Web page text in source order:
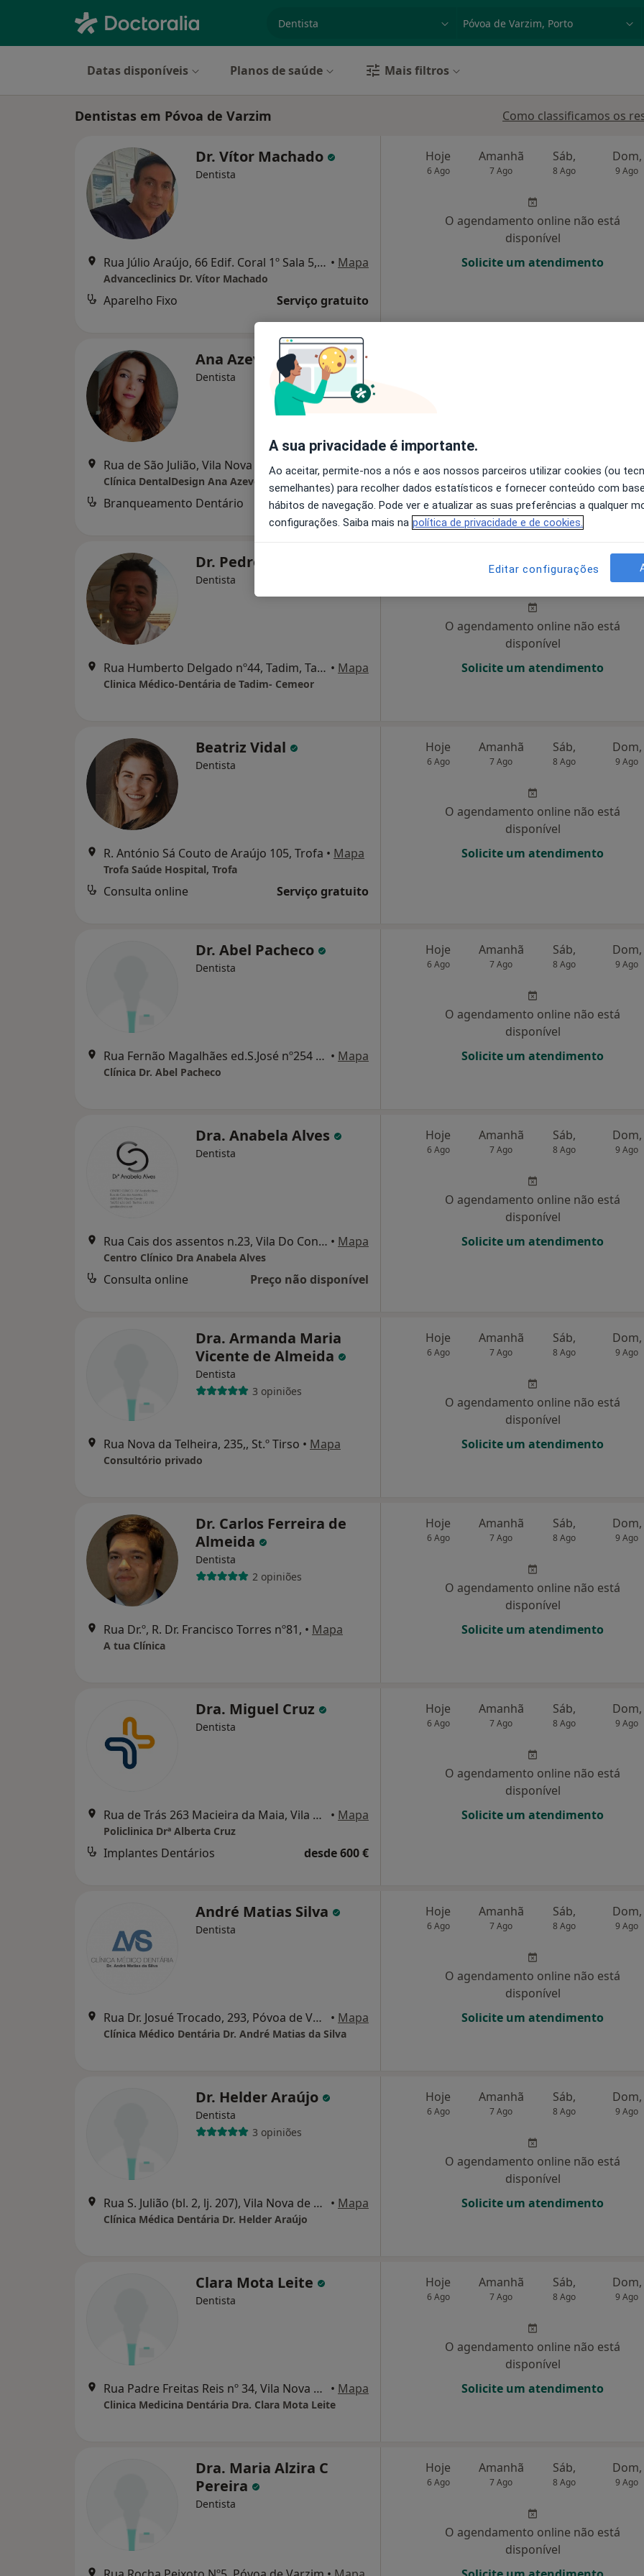
p. ex. Lisboa
Datas disponíveis Planos de saúde Mais filtros
Dentistas em Póvoa de Varzim Como classificamos os
Dr. Vítor Machado
Dentista
Rua Júlio Araújo, 66 Edif. Coral 1º Sala 5, Vila Nova de Famalicão • Mapa
Advanceclinics Dr. Vítor Machado
Aparelho Fixo Serviço gratuito
Hoje
6 Ago
Amanhã
7 Ago
Sáb,
8 Ago
Dom,
9 Ago
O agendamento online não está
disponível
Solicite um atendimento
Ana Azevedo
Dentista
Rua de São Julião, Vila Nova de Famalicão • Mapa
Clínica DentalDesign Ana Azevedo
Branqueamento Dentário 160 €
Solicite um atendimento
Dr. Pedro Costa
Dentista
Rua Humberto Delgado nº44, Tadim, Tadim • Mapa
Clinica Médico-Dentária de Tadim- Cemeor
Amanhã
7 Ago 8 Ago
O agendamento online não está
disponível
Solicite um atendimento
Beatriz Vidal
Dentista
R. António Sá Couto de Araújo 105, Trofa • Mapa
Trofa Saúde Hospital, Trofa
Consulta online Serviço gratuito
Hoje
6 Ago
Amanhã
7 Ago
Sáb,
8 Ago
Dom,
9 Ago
O agendamento online não está
disponível
Solicite um atendimento
Dr. Abel Pacheco
Dentista
Rua Fernão Magalhães ed.S.José nº254 2ºandar sala 19, Trofa • Mapa
Clínica Dr. Abel Pacheco
Hoje
6 Ago
Amanhã
7 Ago
Sáb,
8 Ago
Dom,
9 Ago
O agendamento online não está
disponível
Solicite um atendimento
Dra. Anabela Alves
Dentista
Rua Cais dos assentos n.23, Vila Do Conde • Mapa
Centro Clínico Dra Anabela Alves
Consulta online Preço não disponível
Hoje
6 Ago
Amanhã
7 Ago
Sáb,
8 Ago
Dom,
9 Ago
O agendamento online não está
disponível
Solicite um atendimento
Dra. Armanda Maria
Vicente de Almeida
Dentista
3 opiniões
Rua Nova da Telheira, 235,, St.º Tirso • Mapa
Consultório privado
Hoje
6 Ago
Amanhã
7 Ago
Sáb,
8 Ago
Dom,
9 Ago
O agendamento online não está
disponível
Solicite um atendimento
Dr. Carlos Ferreira de
Almeida
Dentista
2 opiniões
Rua Dr.º, R. Dr. Francisco Torres nº81, • Mapa
A tua Clínica
Hoje
6 Ago
Amanhã
7 Ago
Sáb,
8 Ago
Dom,
9 Ago
O agendamento online não está
disponível
Solicite um atendimento
Dra. Miguel Cruz
Dentista
Rua de Trás 263 Macieira da Maia, Vila Do Conde • Mapa
Policlinica Drª Alberta Cruz
Implantes Dentários desde 600 €
Hoje
6 Ago
Amanhã
7 Ago
Sáb,
8 Ago
Dom,
9 Ago
O agendamento online não está
disponível
Solicite um atendimento
André Matias Silva
Dentista
Rua Dr. Josué Trocado, 293, Póvoa de Varzim • Mapa
Clínica Médico Dentária Dr. André Matias da Silva
Hoje
6 Ago
Amanhã
7 Ago
Sáb,
8 Ago
Dom,
9 Ago
O agendamento online não está
disponível
Solicite um atendimento
Dr. Helder Araújo
Dentista
3 opiniões
Rua S. Julião (bl. 2, lj. 207), Vila Nova de Famalicão • Mapa
Clínica Médica Dentária Dr. Helder Araújo
Hoje
6 Ago
Amanhã
7 Ago
Sáb,
8 Ago
Dom,
9 Ago
O agendamento online não está
disponível
Solicite um atendimento
Clara Mota Leite
Dentista
Rua Padre Freitas Reis nº 34, Vila Nova de Famalicão • Mapa
Clinica Medicina Dentária Dra. Clara Mota Leite
Hoje
6 Ago
Amanhã
7 Ago
Sáb,
8 Ago
Dom,
9 Ago
O agendamento online não está
disponível
Solicite um atendimento
Dra. Maria Alzira C
Pereira
Dentista
Hoje
6 Ago
Amanhã
7 Ago
Sáb,
8 Ago
Dom,
9 Ago
O agendamento online não está
disponível
A sua privacidade é importante.
Ao aceitar, permite-nos a nós e aos nossos parceiros utilizar cookies (ou
semelhantes) para recolher dados estatísticos e fornecer conteúdo com
hábitos de navegação. Pode ver e atualizar as suas preferências a qualquer
configurações. Saiba mais na política de privacidade e de cookies.
Editar configurações